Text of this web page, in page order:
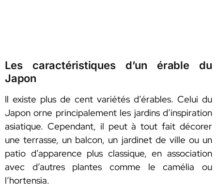
Les caractéristiques d’un érable du
Japon
Il existe plus de cent variétés d’érables. Celui du
Japon orne principalement les jardins d’inspiration
asiatique. Cependant, il peut à tout fait décorer
une terrasse, un balcon, un jardinet de ville ou un
patio d’apparence plus classique, en association
avec d’autres plantes comme le camélia ou
l’hortensia.